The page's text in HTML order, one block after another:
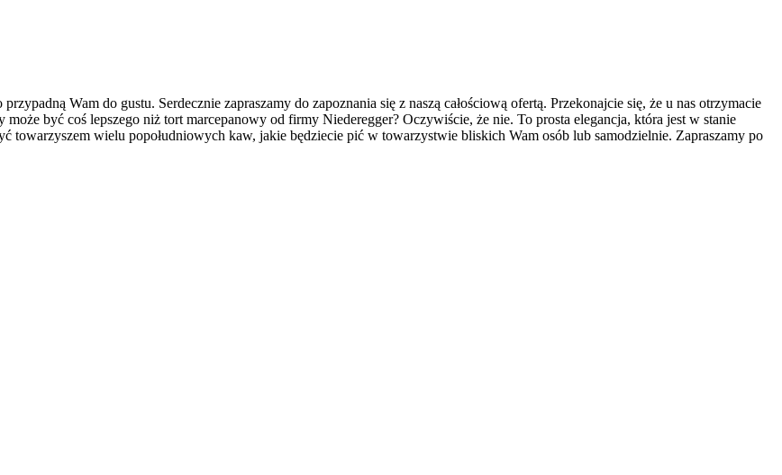
Wam do gustu. Serdecznie zapraszamy do zapoznania się z naszą całościową ofertą. Przekonajcie się, że u nas otrzymacie
może być coś lepszego niż tort marcepanowy od firmy Niederegger? Oczywiście, że nie. To prosta elegancja, która jest w stanie
towarzyszem wielu popołudniowych kaw, jakie będziecie pić w towarzystwie bliskich Wam osób lub samodzielnie. Zapraszamy po